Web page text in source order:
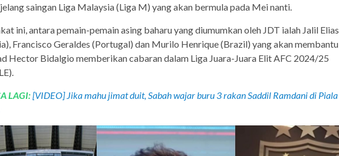
saingan Liga Malaysia (Liga M) yang akan bermula pada Mei nanti.
ini, antara pemain-pemain asing baharu yang diumumkan oleh JDT ialah Jalil Elias
Francisco Geraldes (Portugal) dan Murilo Henrique (Brazil) yang akan membantu
Hector Bidalgio memberikan cabaran dalam Liga Juara-Juara Elit AFC 2024/25
LAGI:[VIDEO] Jika mahu jimat duit, Sabah wajar buru 3 rakan Saddil Ramdani di Piala